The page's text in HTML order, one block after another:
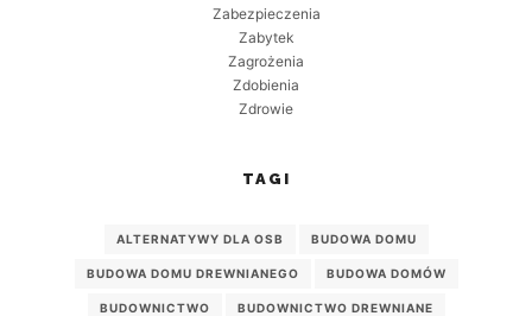
Zabezpieczenia
Zabytek
Zagrożenia
Zdobienia
Zdrowie
TAGI
ALTERNATYWY DLA OSB BUDOWA DOMU
BUDOWA DOMU DREWNIANEGO BUDOWA DOMÓW
BUDOWNICTWO BUDOWNICTWO DREWNIANE